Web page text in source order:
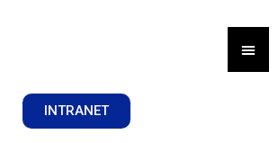
INTRANET